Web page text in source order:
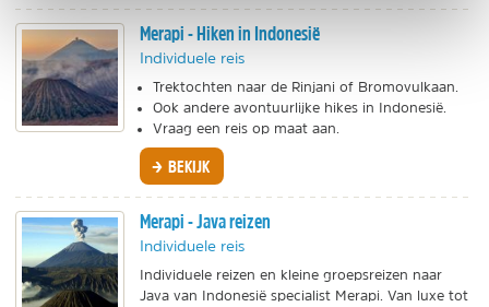
Merapi - Hiken in Indonesië
Individuele reis
Trektochten naar de Rinjani of Bromovulkaan.
Ook andere avontuurlijke hikes in Indonesië.
Vraag een reis op maat aan.
BEKIJK
Merapi - Java reizen
Individuele reis
Individuele reizen en kleine groepsreizen naar
Java van Indonesië specialist Merapi. Van luxe tot